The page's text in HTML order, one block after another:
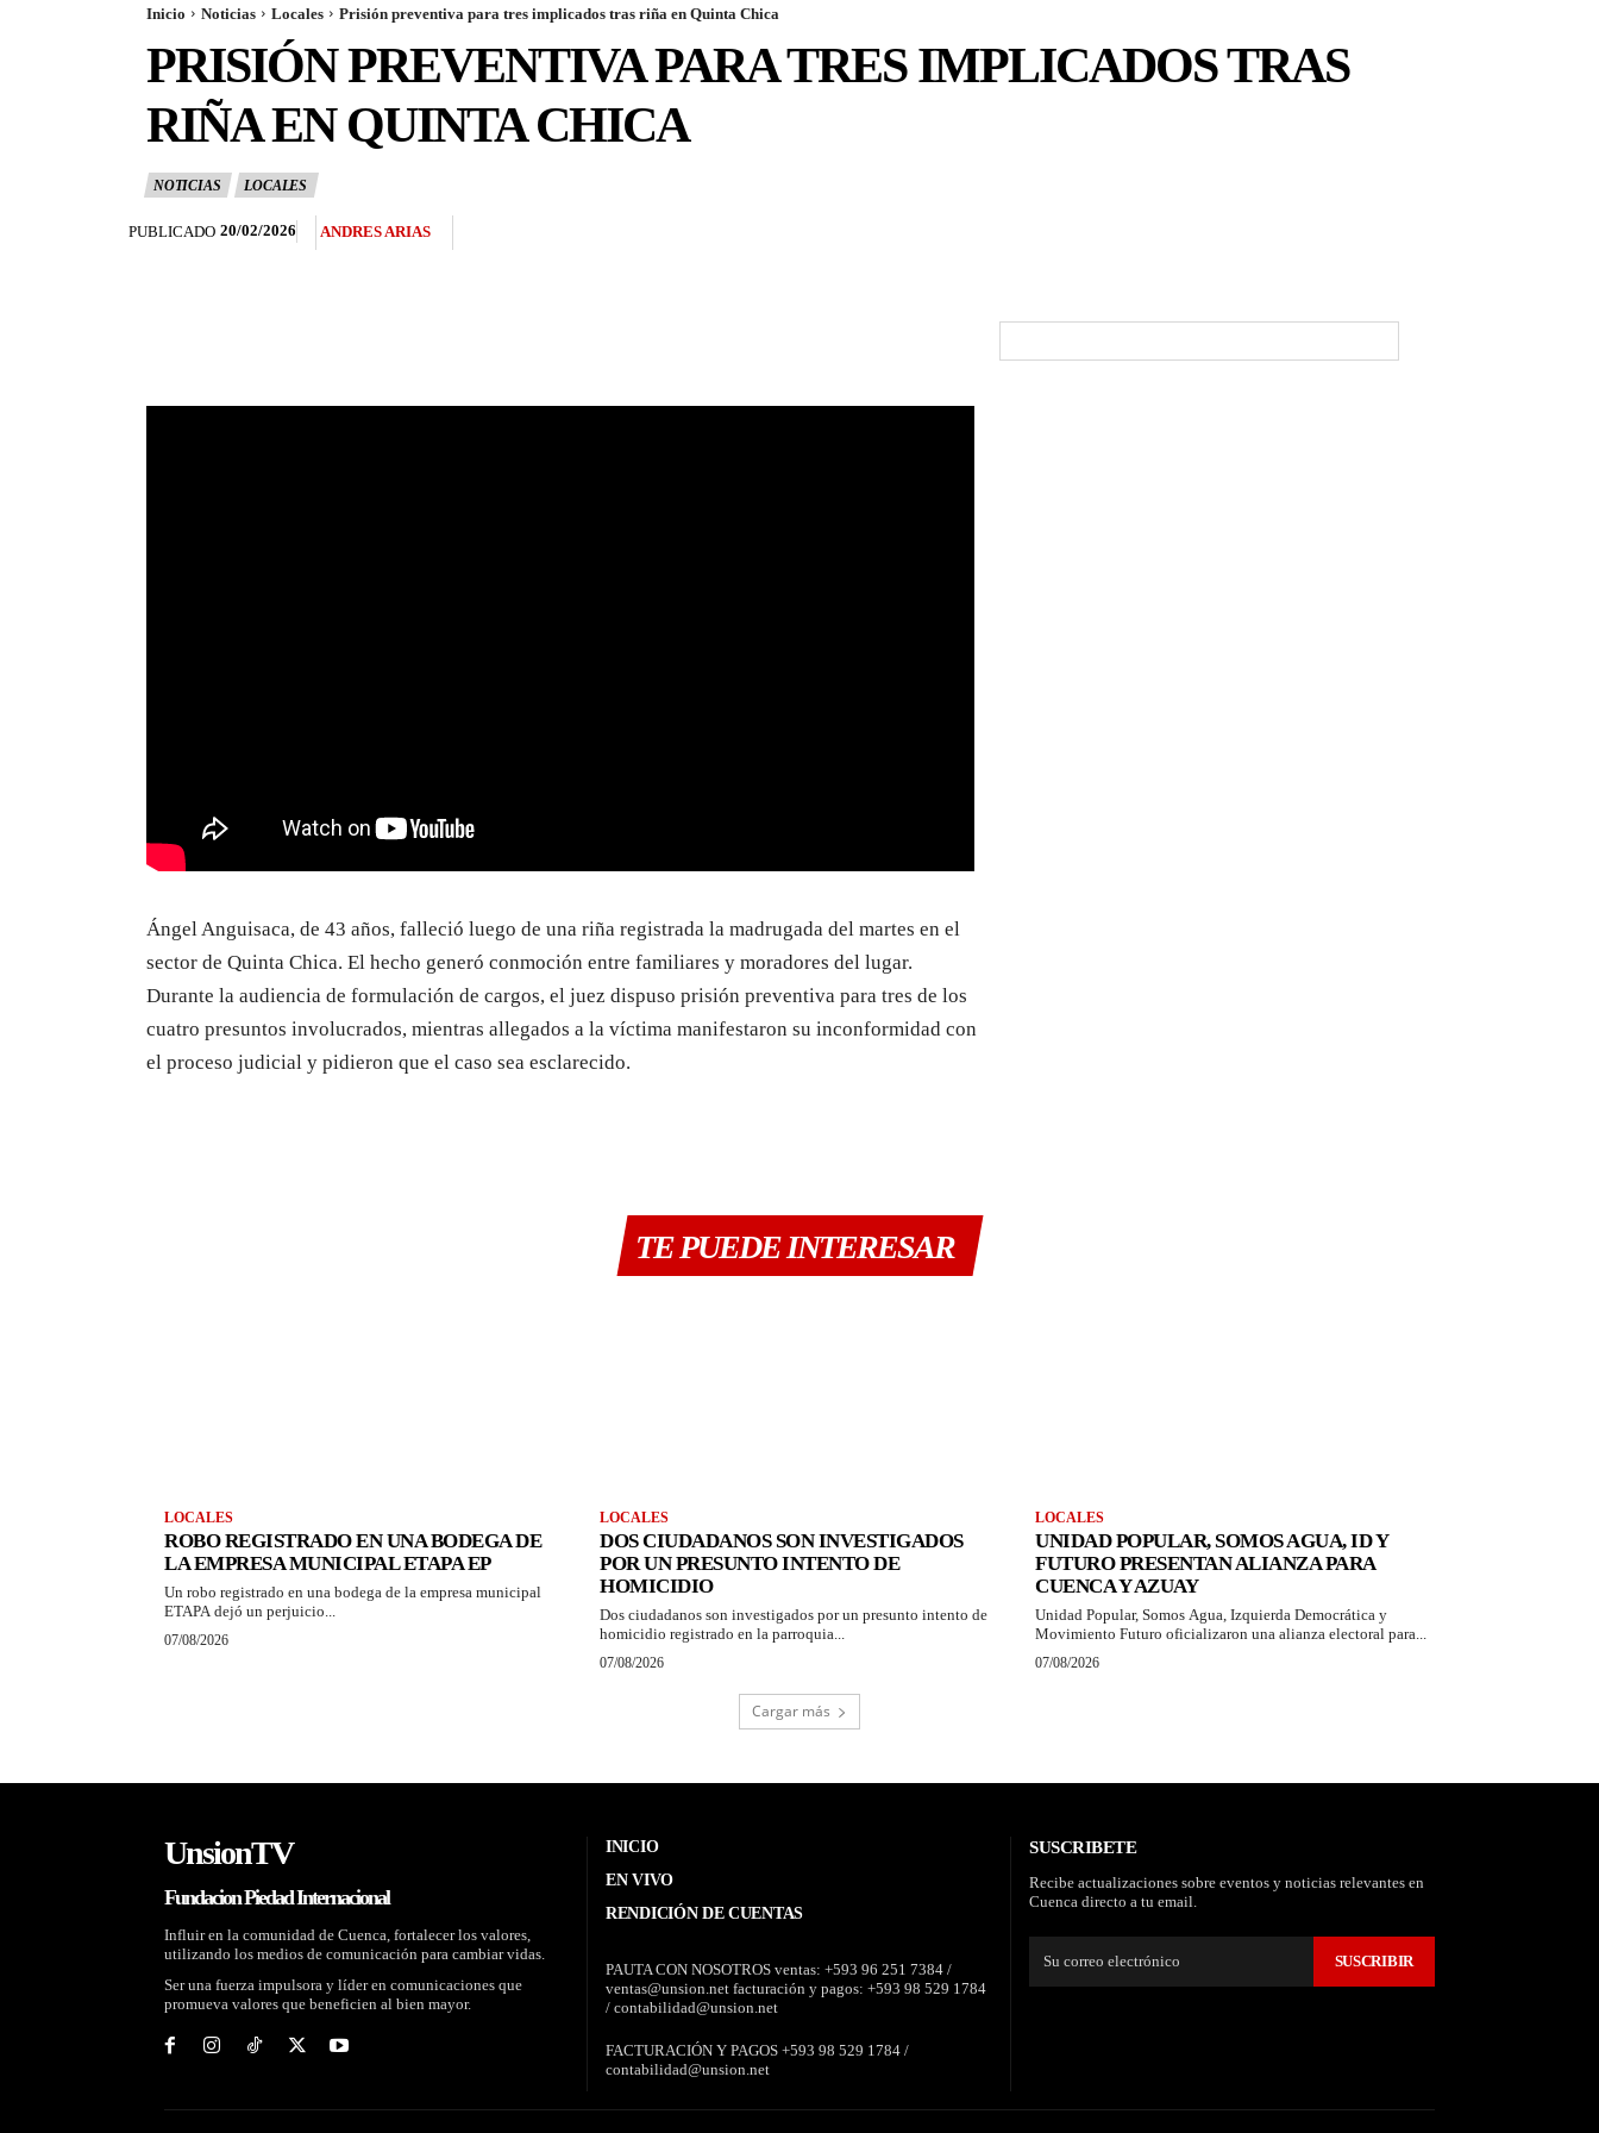
Inicio Noticias Locales Prisión preventiva para tres implicados tras riña en Quinta Chica
PRISIÓN PREVENTIVA PARA TRES IMPLICADOS TRAS
RIÑA EN QUINTA CHICA
NOTICIAS LOCALES
PUBLICADO 20/02/2026 ANDRES ARIAS
Ángel Anguisaca, de 43 años, falleció luego de una riña registrada la madrugada del martes en el
sector de Quinta Chica. El hecho generó conmoción entre familiares y moradores del lugar.
Durante la audiencia de formulación de cargos, el juez dispuso prisión preventiva para tres de los
cuatro presuntos involucrados, mientras allegados a la víctima manifestaron su inconformidad con
el proceso judicial y pidieron que el caso sea esclarecido.
TE PUEDE INTERESAR
LOCALES
ROBO REGISTRADO EN UNA BODEGA DE
LA EMPRESA MUNICIPAL ETAPA EP
Un robo registrado en una bodega de la empresa municipal
ETAPA dejó un perjuicio...
07/08/2026
LOCALES
DOS CIUDADANOS SON INVESTIGADOS
POR UN PRESUNTO INTENTO DE
HOMICIDIO
Dos ciudadanos son investigados por un presunto intento de
homicidio registrado en la parroquia...
07/08/2026
LOCALES
UNIDAD POPULAR, SOMOS AGUA, ID Y
FUTURO PRESENTAN ALIANZA PARA
CUENCA Y AZUAY
Unidad Popular, Somos Agua, Izquierda Democrática y
Movimiento Futuro oficializaron una alianza electoral para...
07/08/2026
Cargar más
UnsionTV
Fundacion Piedad Internacional
Influir en la comunidad de Cuenca, fortalecer los valores,
utilizando los medios de comunicación para cambiar vidas.
Ser una fuerza impulsora y líder en comunicaciones que
promueva valores que beneficien al bien mayor.
INICIO
EN VIVO
RENDICIÓN DE CUENTAS
PAUTA CON NOSOTROS ventas: +593 96 251 7384 /
ventas@unsion.net facturación y pagos: +593 98 529 1784
/ contabilidad@unsion.net
FACTURACIÓN Y PAGOS +593 98 529 1784 /
contabilidad@unsion.net
SUSCRIBETE
Recibe actualizaciones sobre eventos y noticias relevantes en
Cuenca directo a tu email.
SUSCRIBIR